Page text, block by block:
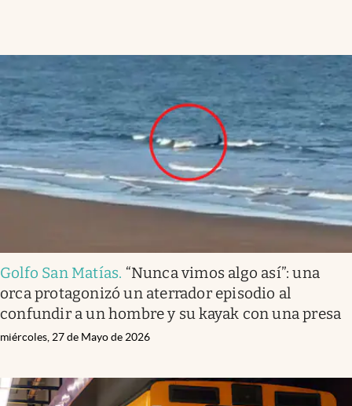
Golfo San Matías. “Nunca vimos algo así”: una
orca protagonizó un aterrador episodio al
confundir a un hombre y su kayak con una presa
miércoles, 27 de Mayo de 2026